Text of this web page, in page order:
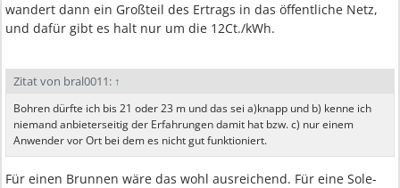
wandert dann ein Großteil des Ertrags in das öffentliche Netz,
und dafür gibt es halt nur um die 12Ct./kWh.
Zitat von bral0011: ↑
Bohren dürfte ich bis 21 oder 23 m und das sei a)knapp und b) kenne ich
niemand anbieterseitig der Erfahrungen damit hat bzw. c) nur einem
Anwender vor Ort bei dem es nicht gut funktioniert.
Für einen Brunnen wäre das wohl ausreichend. Für eine Sole-